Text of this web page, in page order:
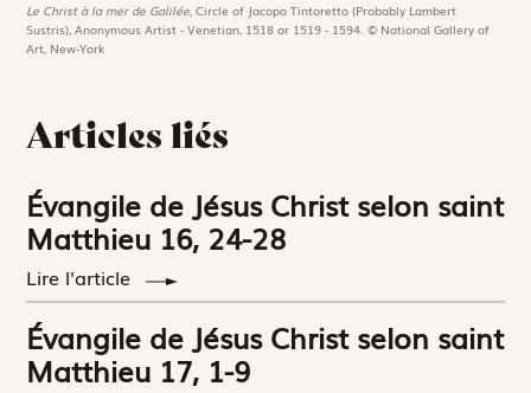
Le Christ à la mer de Galilée,Circle of Jacopo Tintoretto (Probably Lambert
Sustris), Anonymous Artist - Venetian, 1518 or 1519 - 1594. © National Gallery of
Art, New-York
Articles liés
Évangile de Jésus Christ selon saint
Matthieu 16, 24-28
Lire l'article
Évangile de Jésus Christ selon saint
Matthieu 17, 1-9